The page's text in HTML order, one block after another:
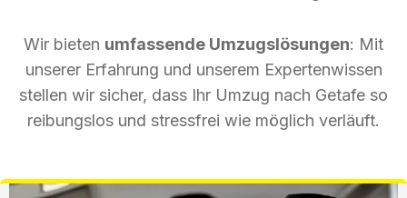
Wir bieten umfassende Umzugslösungen: Mit
unserer Erfahrung und unserem Expertenwissen
stellen wir sicher, dass Ihr Umzug nach Getafe so
reibungslos und stressfrei wie möglich verläuft.